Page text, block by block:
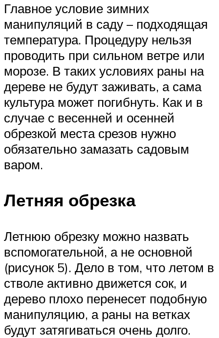
Главное условие зимних
манипуляций в саду – подходящая
температура. Процедуру нельзя
проводить при сильном ветре или
морозе. В таких условиях раны на
дереве не будут заживать, а сама
культура может погибнуть. Как и в
случае с весенней и осенней
обрезкой места срезов нужно
обязательно замазать садовым
варом.
Летняя обрезка
Летнюю обрезку можно назвать
вспомогательной, а не основной
(рисунок 5). Дело в том, что летом в
стволе активно движется сок, и
дерево плохо перенесет подобную
манипуляцию, а раны на ветках
будут затягиваться очень долго.